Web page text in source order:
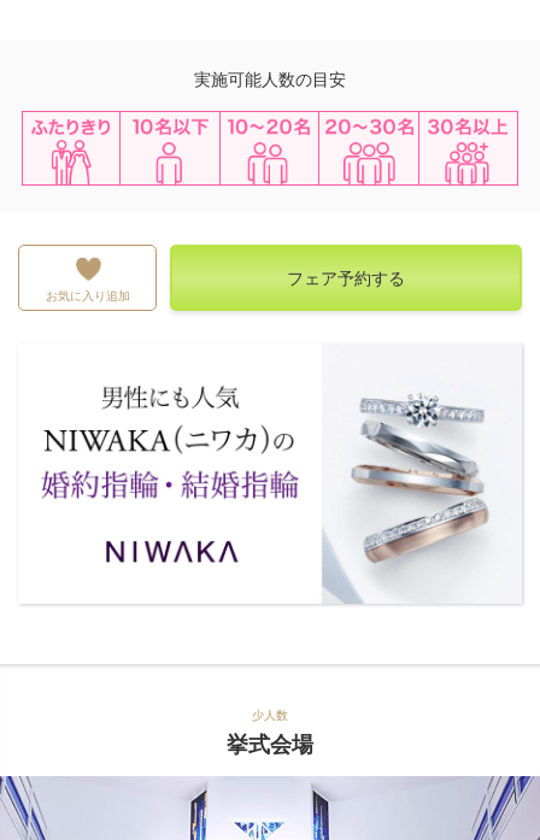
実施可能人数の目安
お気に入り追加
フェア予約する
少人数
挙式会場